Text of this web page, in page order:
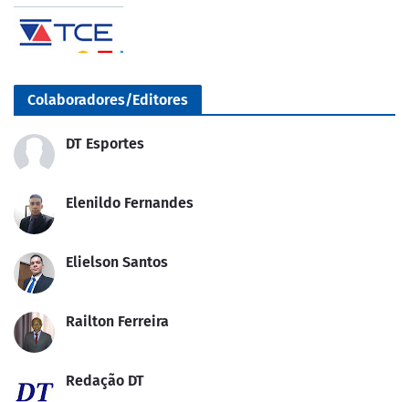
Colaboradores/Editores
DT Esportes
Elenildo Fernandes
Elielson Santos
Railton Ferreira
Redação DT